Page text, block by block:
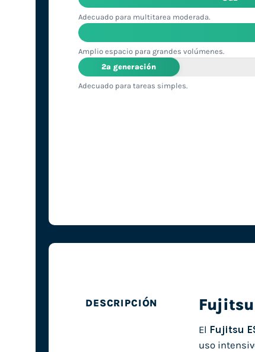
Adecuado para multitarea moderada.
Amplio espacio para grandes volúmenes.
2ª generación
Adecuado para tareas simples.
DESCRIPCIÓN Fujitsu
El Fujitsu
uso